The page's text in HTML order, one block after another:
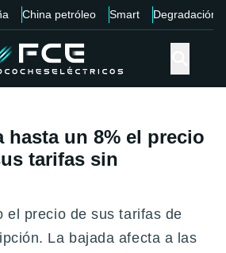
China petróleo Smart Degradación
hasta un 8% el precio
tarifas sin
el precio de sus tarifas de
La bajada afecta a las